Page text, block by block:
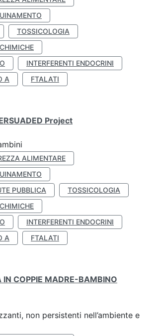
TOSSICOLOGIA
INTERFERENTI ENDOCRINI
A
FTALATI
Project
ALIMENTARE
PUBBLICA
TOSSICOLOGIA
INTERFERENTI ENDOCRINI
A
FTALATI
IN COPPIE MADRE-BAMBINO
non persistenti nell’ambiente e